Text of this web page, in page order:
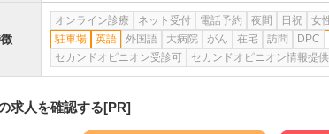
オンライン診療 ネット受付 電話予約 夜間 日祝 女
駐車場
英語 外国語 大病院 がん 在宅 訪問 DPC
セカンドオピニオン受診可
セカンドオピニオン情報提
求人を確認する[PR]